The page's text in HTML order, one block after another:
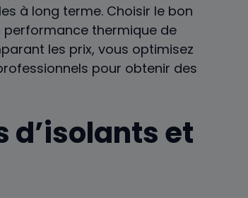
à long terme. Choisir le bon
performance thermique de
les prix, vous optimisez
pour obtenir des
d’isolants et